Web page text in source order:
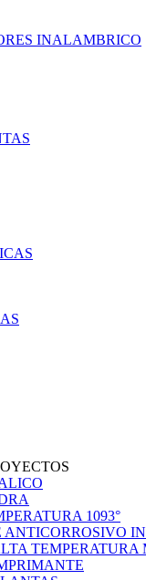
INALAMBRICO
1093°
ANTICORROSIVO
TEMPERATURA